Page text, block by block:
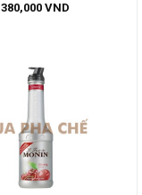
380,000 VND